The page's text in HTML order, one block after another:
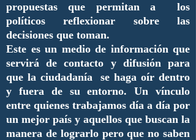
propuestas que permitan a los
políticos reflexionar sobre las
decisiones que toman.
Este es un medio de información que
servirá de contacto y difusión para
que la ciudadanía se haga oír dentro
y fuera de su entorno. Un vínculo
entre quienes trabajamos día a día por
un mejor país y aquellos que buscan la
manera de lograrlo pero que no saben